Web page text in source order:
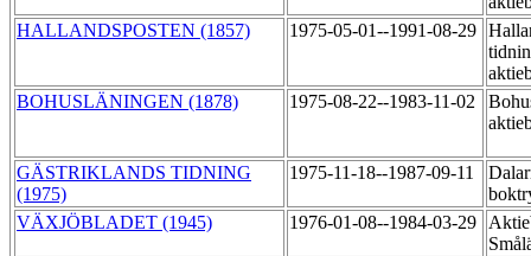
HALLANDSPOSTEN (1857)
1975-05-01--1991-08-29
BOHUSLÄNINGEN (1878)
1975-08-22--1983-11-02
GÄSTRIKLANDS TIDNING
(1975)
1975-11-18--1987-09-11
VÄXJÖBLADET (1945)
1976-01-08--1984-03-29